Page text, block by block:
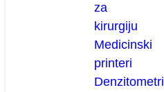
za
kirurgiju
Medicinski
printeri
Denzitometri